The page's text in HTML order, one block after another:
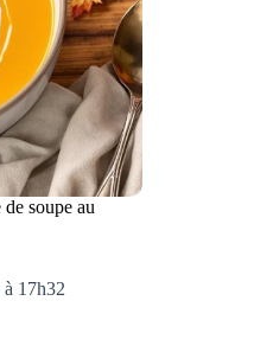
soupe au
17h32